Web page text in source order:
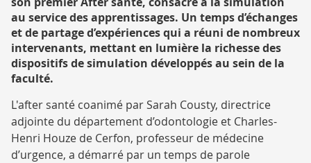
au service des apprentissages. Un temps d’échanges
et de partage d’expériences qui a réuni de nombreux
intervenants, mettant en lumière la richesse des
dispositifs de simulation développés au sein de la
faculté.
L'after santé coanimé par Sarah Cousty, directrice
adjointe du département d’odontologie et Charles-
Henri Houze de Cerfon, professeur de médecine
d’urgence, a démarré par un temps de parole